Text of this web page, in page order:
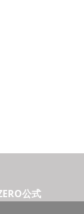
公式